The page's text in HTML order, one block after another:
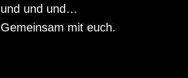
und und und…
Gemeinsam mit euch.